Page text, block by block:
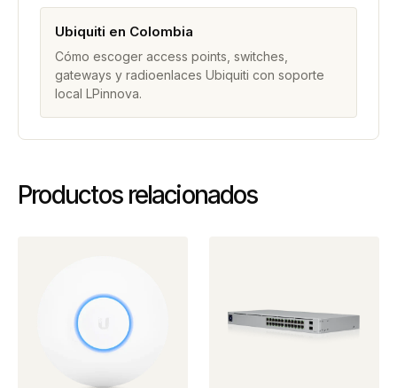
Ubiquiti en Colombia
Cómo escoger access points, switches,
gateways y radioenlaces Ubiquiti con soporte
local LPinnova.
Productos relacionados